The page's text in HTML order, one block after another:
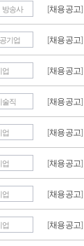
방송사 [채용공고]
기업 [채용공고]
업 [채용공고]
술직 [채용공고]
업 [채용공고]
업 [채용공고]
업 [채용공고]
업 [채용공고]